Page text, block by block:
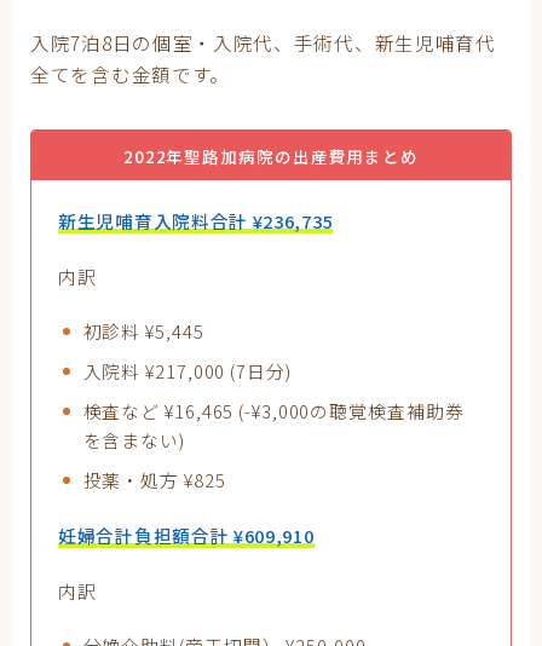
入院7泊8日の個室・入院代、手術代、新生児哺育代
全てを含む金額です。
2022年聖路加病院の出産費用まとめ
新生児哺育入院料合計 ¥236,735
内訳
初診料 ¥5,445
入院料 ¥217,000 (7日分)
検査など ¥16,465 (-¥3,000の聴覚検査補助券
を含まない)
投薬・処方 ¥825
妊婦合計負担額合計 ¥609,910
内訳